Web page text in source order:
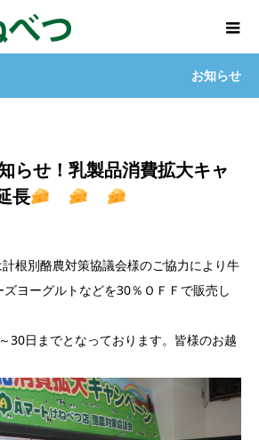
お知らせ
らせ！乳製品消費拡大キャ
長
根別酪農対策協議会様のご協力により牛
ヨーグルトなどを30％ＯＦＦで販売し
30日までとなっております。皆様のお越